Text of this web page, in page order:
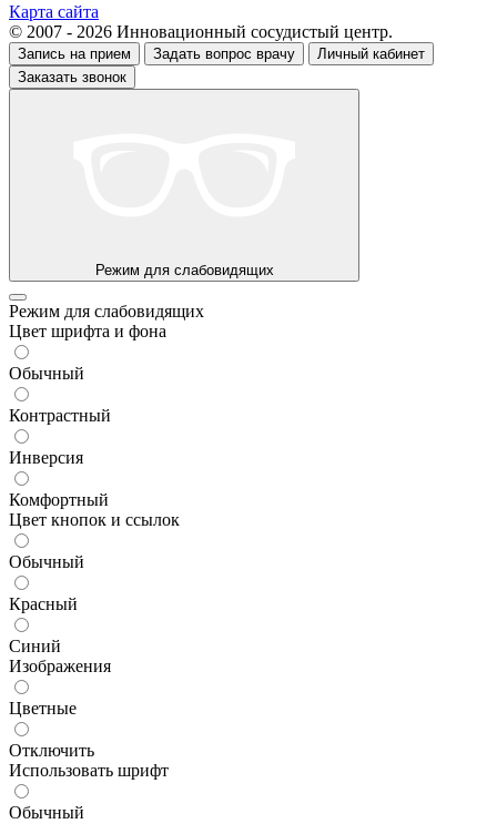
Карта сайта
© 2007 - 2026 Инновационный сосудистый центр.
Запись на прием Задать вопрос врачу
Личный кабинет
Заказать звонок
Режим для слабовидящих
Режим для слабовидящих
Цвет шрифта и фона
Обычный
Контрастный
Инверсия
Комфортный
Цвет кнопок и ссылок
Обычный
Красный
Синий
Изображения
Цветные
Отключить
Использовать шрифт
Обычный